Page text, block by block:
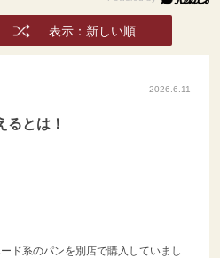
表示：新しい順
2026.6.11
るとは！
ド系のパンを別店で購入していまし